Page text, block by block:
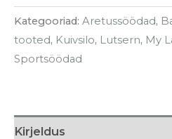
Kategooriad: Aretussöödad,
tooted, Kuivsilo, Lutsern, My
Sportsöödad
Kirjeldus